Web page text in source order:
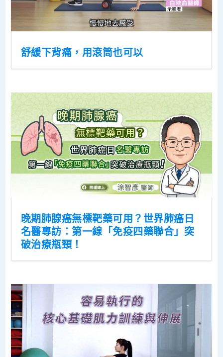
舒緩下背痛，用滾筒也可以
晚期肺腺癌無標靶藥可用？世界肺癌日
名醫專訪：第一線「免疫四藥聯合」突
破治療瓶頸！